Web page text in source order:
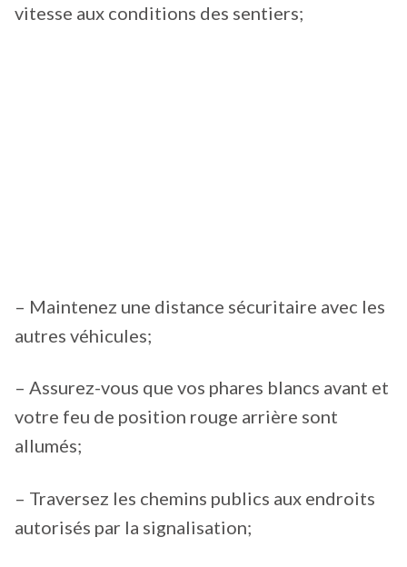
vitesse aux conditions des sentiers;
– Maintenez une distance sécuritaire avec les
autres véhicules;
– Assurez-vous que vos phares blancs avant et
votre feu de position rouge arrière sont
allumés;
– Traversez les chemins publics aux endroits
autorisés par la signalisation;